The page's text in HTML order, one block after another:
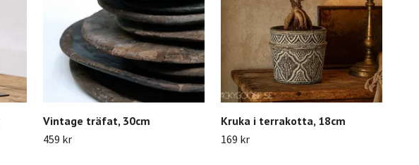
Vintage träfat, 30cm
459 kr
Kruka i terrakotta, 18cm
169 kr